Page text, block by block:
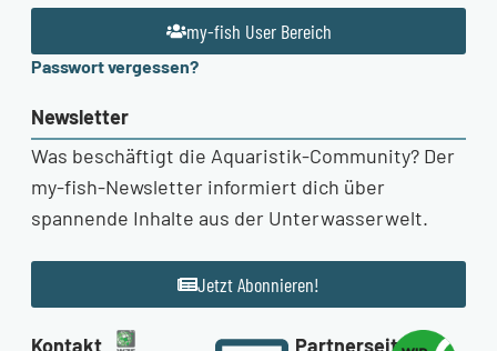
my-fish User Bereich
Passwort vergessen?
Newsletter
Was beschäftigt die Aquaristik-Community? Der
my-fish-Newsletter informiert dich über
spannende Inhalte aus der Unterwasserwelt.
Jetzt Abonnieren!
Kontakt Partnerseiten